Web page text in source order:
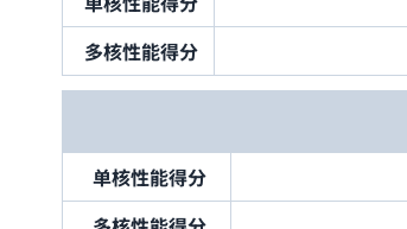
多核性能得分
单核性能得分